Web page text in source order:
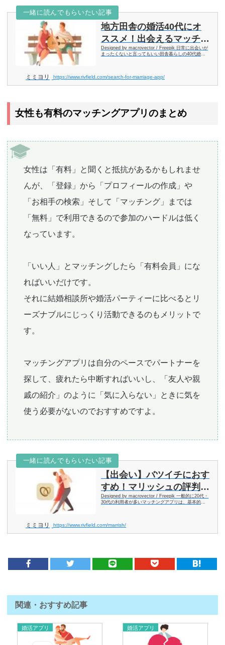
一緒に読んでもらいたい記事
地方田舎の婚活40代にオ
ススメ！出会えるマッチン
グアプリ紹介
Designed by macrovector / Freepik 日常に出会いが
まったくないと言ってもいい田舎暮らしの40代婚活
ミミヨリ https://www.rivfield.com/search-for-marriage-app/
女性も有料のマッチングアプリのまとめ
女性は「有料」と聞くと抵抗があるかもしれませ
んが、「登録」から「プロフィールの作成」や
「お相手の検索」そして
「マッチング」までは
「無料」 で利用できるので参加のハードルは低く
なっています。
「いい人」とマッチングしたら「有料会員」にな
ればいいだけです。
それに結婚相談所や婚活パーティーに比べるとリ
ーズナブルにじっくり活動できるのもメリットで
す。
マッチングアプリは自分のペースでパートナーを
探して、疲れたら中断すればいいし、
「友人や親
戚の紹介」のように「気に入らない」ときに気を
使う必要がないのでおすすめですよ。
一緒に読んでもらいたい記事
【出会い】バツイチにおす
すめ！マリッシュの評判・
口コミと特徴と格安料金の
Designed by macrovector / Freepik 一般的に20代・
30代の利用者が多いマッチングアプリは、基本的に
ミミヨリ https://www.rivfield.com/marrish/
関連・おすすめ記事
婚活アプリ 婚活アプリ